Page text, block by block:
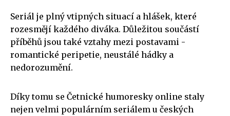
Seriál je plný vtipných situací a hlášek, které
rozesmějí každého diváka. Důležitou součástí
příběhů jsou také vztahy mezi postavami -
romantické peripetie, neustálé hádky a
nedorozumění.
Díky tomu se Četnické humoresky online staly
nejen velmi populárním seriálem u českých